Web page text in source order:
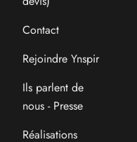
Contact
Rejoindre Ynspir
Ils parlent de
nous - Presse
Réalisations